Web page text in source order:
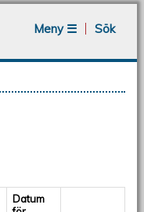
Meny ☰
Sök
Datum